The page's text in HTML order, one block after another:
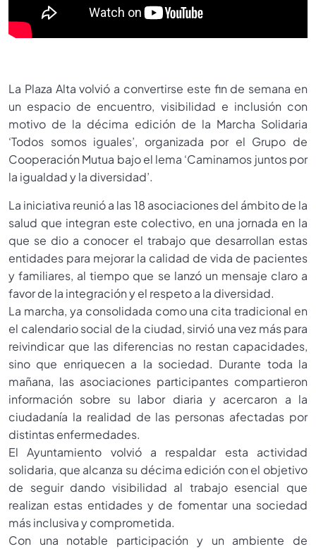
La Plaza Alta volvió a convertirse este fin de semana en
un espacio de encuentro, visibilidad e inclusión con
motivo de la décima edición de la Marcha Solidaria
‘Todos somos iguales’, organizada por el Grupo de
Cooperación Mutua bajo el lema ‘Caminamos juntos por
la igualdad y la diversidad’.
La iniciativa reunió a las 18 asociaciones del ámbito de la
salud que integran este colectivo, en una jornada en la
que se dio a conocer el trabajo que desarrollan estas
entidades para mejorar la calidad de vida de pacientes
y familiares, al tiempo que se lanzó un mensaje claro a
favor de la integración y el respeto a la diversidad.
La marcha, ya consolidada como una cita tradicional en
el calendario social de la ciudad, sirvió una vez más para
reivindicar que las diferencias no restan capacidades,
sino que enriquecen a la sociedad. Durante toda la
mañana, las asociaciones participantes compartieron
información sobre su labor diaria y acercaron a la
ciudadanía la realidad de las personas afectadas por
distintas enfermedades.
El Ayuntamiento volvió a respaldar esta actividad
solidaria, que alcanza su décima edición con el objetivo
de seguir dando visibilidad al trabajo esencial que
realizan estas entidades y de fomentar una sociedad
más inclusiva y comprometida.
Con una notable participación y un ambiente de